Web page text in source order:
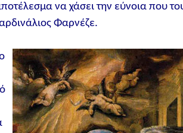
να χάσει την εύνοια που
Φαρνέζε.